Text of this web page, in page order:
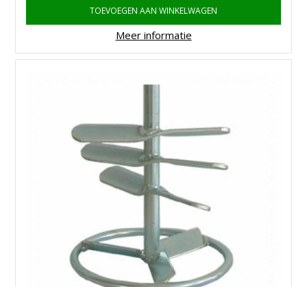
TOEVOEGEN AAN WINKELWAGEN
Meer informatie